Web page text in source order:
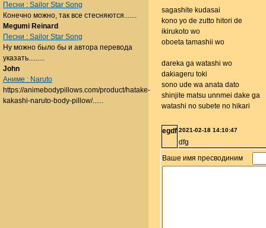
sagashite kudasai
kono yo de zutto hitori de
ikirukoto wo
oboeta tamashii wo
dareka ga watashi wo
dakiageru toki
sono ude wa anata dato
shinjite matsu unnmei dake ga
watashi no subete no hikari
egdf 2021-02-18 14:10:47
dfg
Ваше имя пресводиним
Песни : Sailor Star Song
Конечно можно, так все стесняются.......
Megumi Reinard
Песни : Sailor Star Song
Ну можно было бы и автора перевода
указать.........
John
Аниме : Naruto
https://animebodypillows.com/product/hatake-
kakashi-naruto-body-pillow/......